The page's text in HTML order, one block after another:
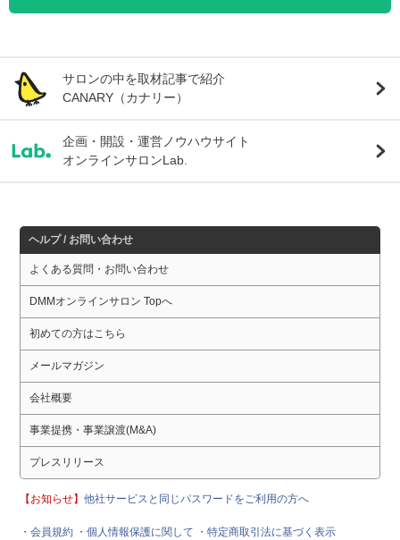
サロンの中を取材記事で紹介
CANARY（カナリー）
企画・開設・運営ノウハウサイト
オンラインサロンLab.
ヘルプ / お問い合わせ
よくある質問・お問い合わせ
DMMオンラインサロン Topへ
初めての方はこちら
メールマガジン
会社概要
事業提携・事業譲渡(M&A)
プレスリリース
【お知らせ】他社サービスと同じパスワードをご利用の方へ
・会員規約 ・個人情報保護に関して ・特定商取引法に基づく表示